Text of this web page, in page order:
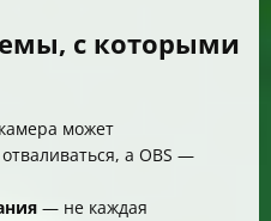
с которыми
может
а OBS —
— не каждая